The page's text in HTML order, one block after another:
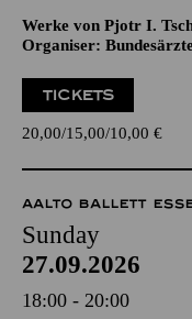
Werke von Pjotr I.
Organiser:
TICKETS
20,00 15,00 10,00 €
AALTO BALLETT
Sunday
27.09.2026
18:00 - 20:00